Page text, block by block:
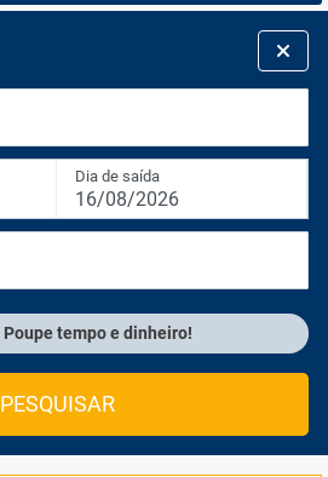
Dia de saída
16/08/2026
Poupe tempo e dinheiro!
PESQUISAR